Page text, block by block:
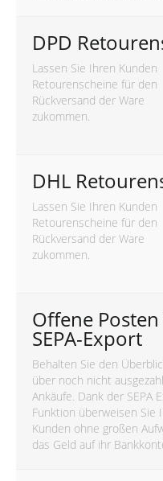
DPD
Lassen Sie Ihren Kunden
Retourenscheine für den
Rückversand der Ware
zukommen.
DHL
Lassen Sie Ihren Kunden
Retourenscheine für den
Rückversand der Ware
zukommen.
Offene
SEPA-Export
Behalten Sie den
über noch nicht
Ankäufe. Dank der SEPA
Funktion überweisen Sie
Kunden ohne großen
das Geld auf ihr